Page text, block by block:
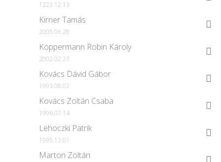
1223.12.13
Kirner Tamás
2005.06.28
Koppermann Robin Károly
2002.02.27
Kovács Dávid Gábor
1993.08.02
Kovács Zoltán Csaba
1996.07.14
Lehoczki Patrik
1995.12.01
Marton Zoltán